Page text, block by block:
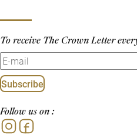
To receive The Crown Letter
Subscribe
Follow us on :